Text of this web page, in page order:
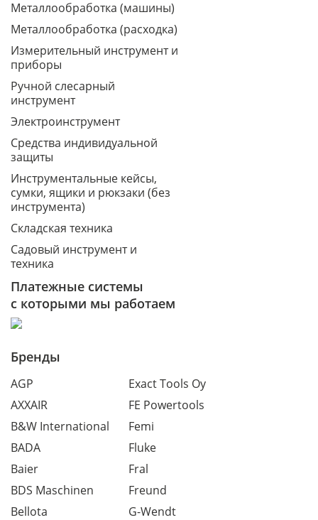
Металлообработка (машины)
Металлообработка (расходка)
Измерительный инструмент и
приборы
Ручной слесарный
инструмент
Электроинструмент
Средства индивидуальной
защиты
Инструментальные кейсы,
сумки, ящики и рюкзаки (без
инструмента)
Складская техника
Садовый инструмент и
техника
Платежные системы
с которыми мы работаем
Бренды
AGP
AXXAIR
B&W International
BADA
Baier
BDS Maschinen
Bellota
Exact Tools Oy
FE Powertools
Femi
Fluke
Fral
Freund
G-Wendt